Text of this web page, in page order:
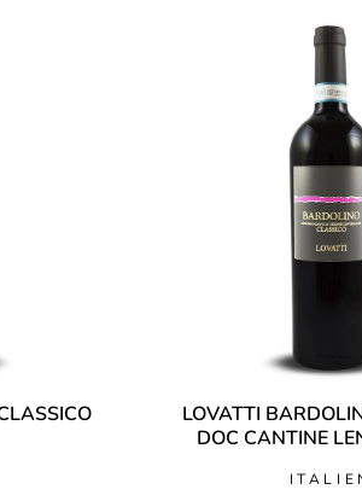
LOVATTI
DOC CANTINE